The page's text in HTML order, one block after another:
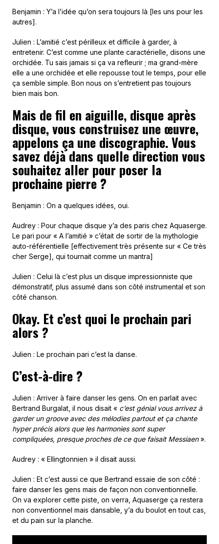
Benjamin : Y’a l’idée qu’on sera toujours là [les uns pour les
autres].
Julien : L’amitié c’est périlleux et difficile à garder, à
entretenir. C’est comme une plante caractérielle, disons une
orchidée. Tu sais jamais si ça va refleurir ; ma grand-mère
elle a une orchidée et elle repousse tout le temps, pour elle
ça semble simple. Bon nous on s’entretient pas toujours
bien mais bon.
Mais de fil en aiguille, disque après
disque, vous construisez une œuvre,
appelons ça une discographie. Vous
savez déjà dans quelle direction vous
souhaitez aller pour poser la
prochaine pierre ?
Benjamin : On a quelques idées, oui.
Audrey : Pour chaque disque y’a des paris chez Aquaserge.
Le pari pour « A l’amitié » c’était de sortir de la mythologie
auto-référentielle [effectivement très présente sur « Ce très
cher Serge], qui tournait comme un mantra]
Julien : Celui là c’est plus un disque impressionniste que
démonstratif, plus assumé dans son côté instrumental et son
côté chanson.
Okay. Et c’est quoi le prochain pari
alors ?
Julien : Le prochain pari c’est la danse.
C’est-à-dire ?
Julien : Arriver à faire danser les gens. On en parlait avec
Bertrand Burgalat, il nous disait « c’est génial vous arrivez à
garder un groove avec des mélodies partout et ça chante
hyper précis alors que les harmonies sont super
compliquées, presque proches de ce que faisait Messiaen».
Audrey : « Ellingtonnien » il disait aussi.
Julien : Et c’est aussi ce que Bertrand essaie de son côté :
faire danser les gens mais de façon non conventionnelle.
On va explorer cette piste, on verra, Aquaserge ça restera
non conventionnel mais dansable, y’a du boulot en tout cas,
et du pain sur la planche.